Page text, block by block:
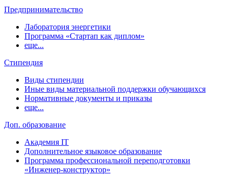
Предпринимательство
Лаборатория энергетики
Программа «Стартап как диплом»
еще...
Стипендия
Виды стипендии
Иные виды материальной поддержки обучающихся
Нормативные документы и приказы
еще...
Доп. образование
Академия IT
Дополнительное языковое образование
Программа профессиональной переподготовки
«Инженер-конструктор»